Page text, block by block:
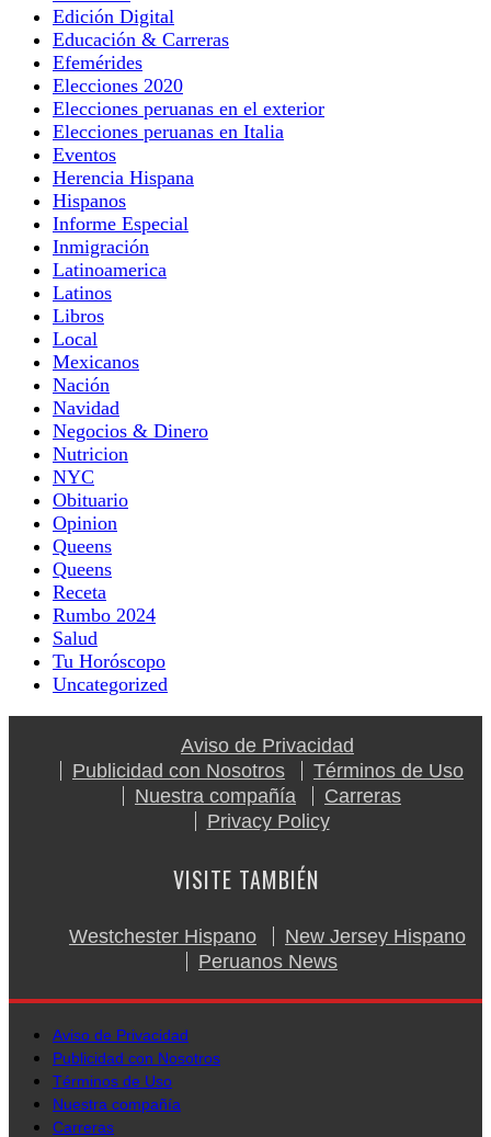
Edición Digital
Educación & Carreras
Efemérides
Elecciones 2020
Elecciones peruanas en el exterior
Elecciones peruanas en Italia
Eventos
Herencia Hispana
Hispanos
Informe Especial
Inmigración
Latinoamerica
Latinos
Libros
Local
Mexicanos
Nación
Navidad
Negocios & Dinero
Nutricion
NYC
Obituario
Opinion
Queens
Queens
Receta
Rumbo 2024
Salud
Tu Horóscopo
Uncategorized
Aviso de Privacidad
Publicidad con Nosotros
Términos de Uso
Nuestra compañía
Carreras
Privacy Policy
VISITE TAMBIÉN
Westchester Hispano
New Jersey Hispano
Peruanos News
Aviso de Privacidad
Publicidad con Nosotros
Términos de Uso
Nuestra compañía
Carreras